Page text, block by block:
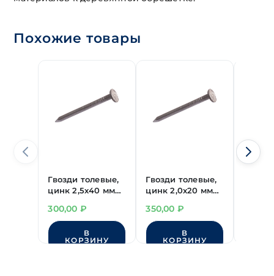
Похожие товары
Гвозди толевые,
цинк 2,5х40 мм
300,00 ₽
В
КОРЗИНУ
Гвозди толевые,
цинк 2,0х20 мм
350,00 ₽
В
КОРЗИНУ